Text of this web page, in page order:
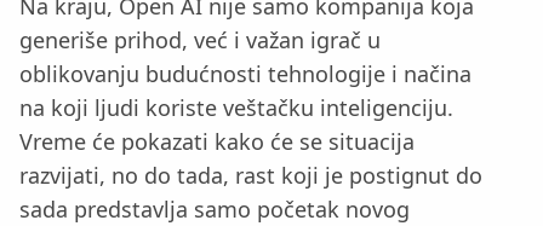
Na kraju, Open AI nije samo kompanija koja
generiše prihod, već i važan igrač u
oblikovanju budućnosti tehnologije i načina
na koji ljudi koriste veštačku inteligenciju.
Vreme će pokazati kako će se situacija
razvijati, no do tada, rast koji je postignut do
sada predstavlja samo početak novog